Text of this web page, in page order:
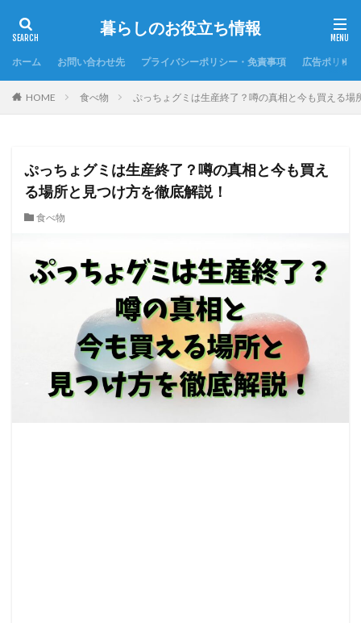
暮らしのお役立ち情報
ホーム お問い合わせ先 プライバシーポリシー・免責事項 広告ポリシー
HOME 食べ物 ぷっちょグミは生産終了？噂の真相と今も買える場
ぷっちょグミは生産終了？噂の真相と今も買え
る場所と見つけ方を徹底解説！
食べ物